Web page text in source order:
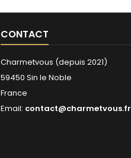
CONTACT
Charmetvous (depuis 2021)
59450 Sin le Noble
France
Email: contact@charmetvous.fr